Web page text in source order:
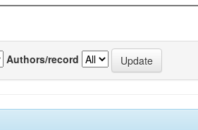
Authors/record